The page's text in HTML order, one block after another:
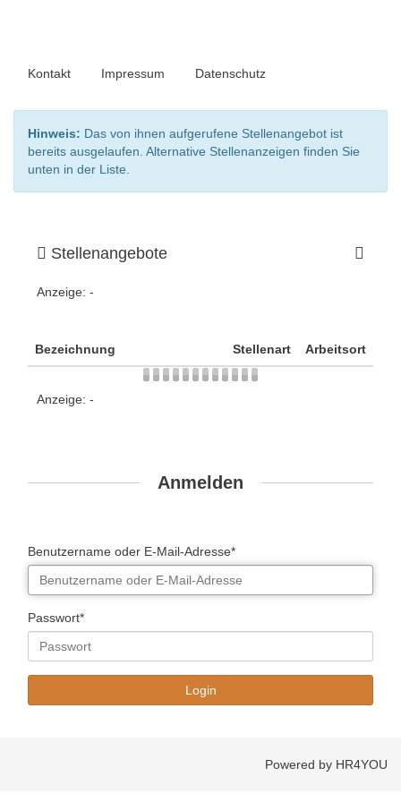
Kontakt Impressum Datenschutz
Hinweis: Das von ihnen aufgerufene Stellenangebot ist
bereits ausgelaufen. Alternative Stellenanzeigen finden Sie
unten in der Liste.
Stellenangebote
Anzeige: -
Bezeichnung Stellenart Arbeitsort
Anzeige: -
Anmelden
Benutzername oder E-Mail-Adresse*
Passwort*
Powered by HR4YOU